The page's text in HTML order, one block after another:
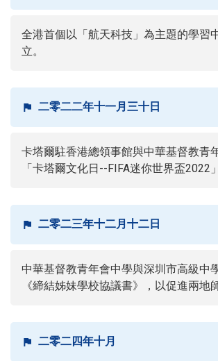
全港首個以「航天科技」為主題的學習
立。
二零二二年十一月三十日
卡塔爾駐香港總領事館與中華基督教青
「卡塔爾文化日--FIFA迷你世界盃2022」
二零二三年十二月十二日
中華基督教青年會中學與深圳市高級中
《締結姊妹學校協議書》，以促進兩地
二零二四年十月